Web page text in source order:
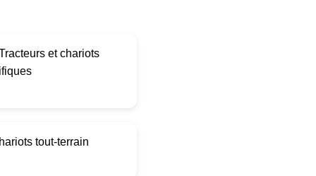
et chariots
tout-terrain